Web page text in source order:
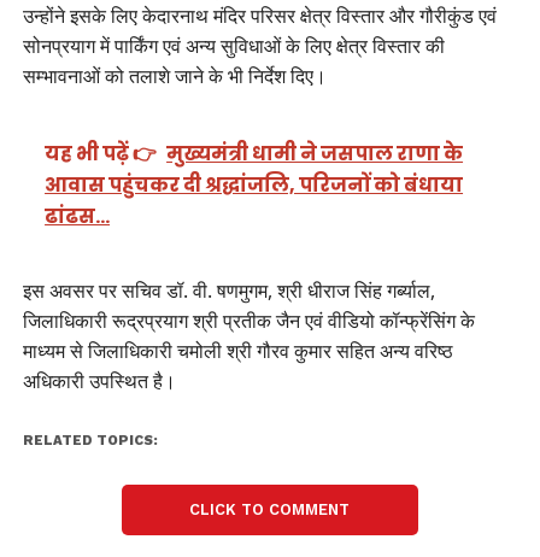
उन्होंने इसके लिए केदारनाथ मंदिर परिसर क्षेत्र विस्तार और गौरीकुंड एवं
सोनप्रयाग में पार्किंग एवं अन्य सुविधाओं के लिए क्षेत्र विस्तार की
सम्भावनाओं को तलाशे जाने के भी निर्देश दिए।
यह भी पढ़ें 👉 मुख्यमंत्री धामी ने जसपाल राणा के
आवास पहुंचकर दी श्रद्धांजलि, परिजनों को बंधाया
ढांढस…
इस अवसर पर सचिव डॉ. वी. षणमुगम, श्री धीराज सिंह गर्ब्याल,
जिलाधिकारी रूद्रप्रयाग श्री प्रतीक जैन एवं वीडियो कॉन्फ्रेंसिंग के
माध्यम से जिलाधिकारी चमोली श्री गौरव कुमार सहित अन्य वरिष्ठ
अधिकारी उपस्थित है।
RELATED TOPICS:
CLICK TO COMMENT